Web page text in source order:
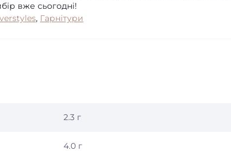
вже сьогодні!
, Гарнітури
2.3 г
4.0 г